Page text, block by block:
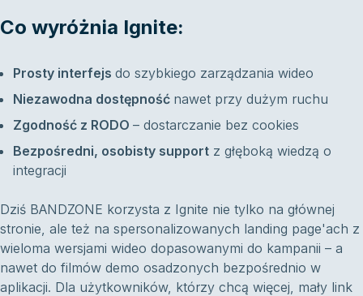
Co wyróżnia Ignite:
Prosty interfejs do szybkiego zarządzania wideo
Niezawodna dostępność nawet przy dużym ruchu
Zgodność z RODO – dostarczanie bez cookies
Bezpośredni, osobisty support z głęboką wiedzą o
integracji
Dziś BANDZONE korzysta z Ignite nie tylko na głównej
stronie, ale też na spersonalizowanych landing page'ach z
wieloma wersjami wideo dopasowanymi do kampanii – a
nawet do filmów demo osadzonych bezpośrednio w
aplikacji. Dla użytkowników, którzy chcą więcej, mały link